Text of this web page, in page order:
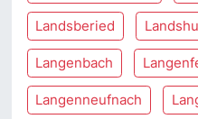
Landsberied
Langenbach
Langenneufnach